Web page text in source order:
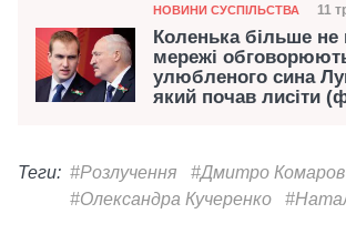
Категорія
НОВИНИ СУСПІЛЬСТВА 11
Коленька більше
мережі
улюбленого сина
який почав лисіти
Теги: #Розлучення
#Дмитро Комаров
#Олександра Кучеренко